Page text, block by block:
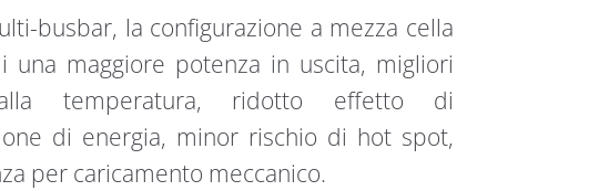
busbar, la configurazione a mezza cella
maggiore potenza in uscita, migliori
temperatura, ridotto effetto di
di energia, minor rischio di hot spot,
per caricamento meccanico.